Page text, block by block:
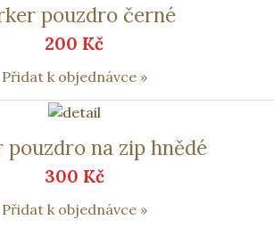
pouzdro černé
200 Kč
Přidat k objednávce »
pouzdro na zip hnědé
300 Kč
Přidat k objednávce »